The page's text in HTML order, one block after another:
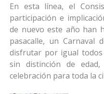
En esta línea, el
participación e
de nuevo este año han
pasacalle, un Carnaval
disfrutar por igual
sin distinción de
celebración para toda la